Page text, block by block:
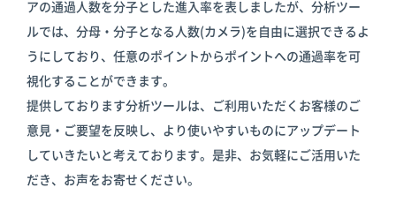
アの通過人数を分子とした進入率を表しましたが、分析ツー
ルでは、分母・分子となる人数(カメラ)を自由に選択できるよ
うにしており、任意のポイントからポイントへの通過率を可
視化することができます。
提供しております分析ツールは、ご利用いただくお客様のご
意見・ご要望を反映し、より使いやすいものにアップデート
していきたいと考えております。是非、お気軽にご活用いた
だき、お声をお寄せください。